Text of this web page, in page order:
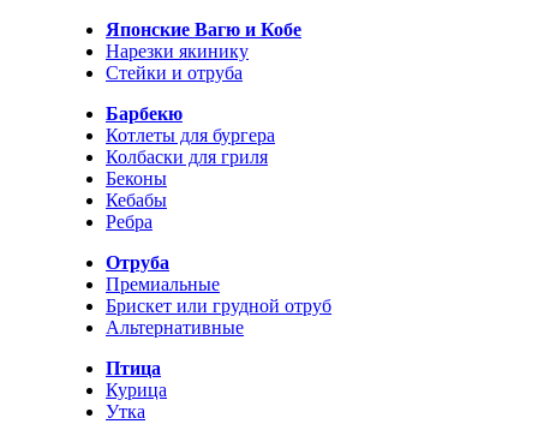
Японские Вагю и Кобе
Нарезки якинику
Стейки и отруба
Барбекю
Котлеты для бургера
Колбаски для гриля
Беконы
Кебабы
Ребра
Отруба
Премиальные
Брискет или грудной отруб
Альтернативные
Птица
Курица
Утка